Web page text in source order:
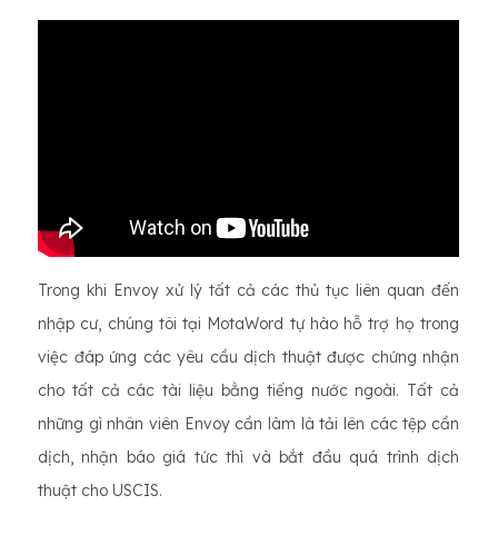
Trong khi Envoy xử lý tất cả các thủ tục liên quan đến
nhập cư, chúng tôi tại MotaWord tự hào hỗ trợ họ trong
việc đáp ứng các yêu cầu dịch thuật được chứng nhận
cho tất cả các tài liệu bằng tiếng nước ngoài. Tất cả
những gì nhân viên Envoy cần làm là tải lên các tệp cần
dịch, nhận báo giá tức thì và bắt đầu quá trình dịch
thuật cho USCIS.